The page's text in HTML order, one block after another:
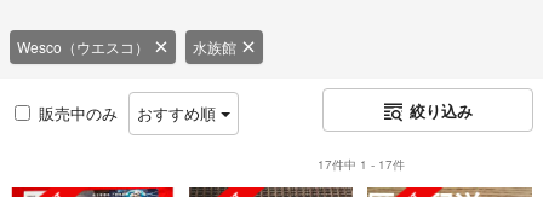
Wesco（ウエスコ） 水族館
販売中のみ おすすめ順 絞り込み
17件中 1 - 17件